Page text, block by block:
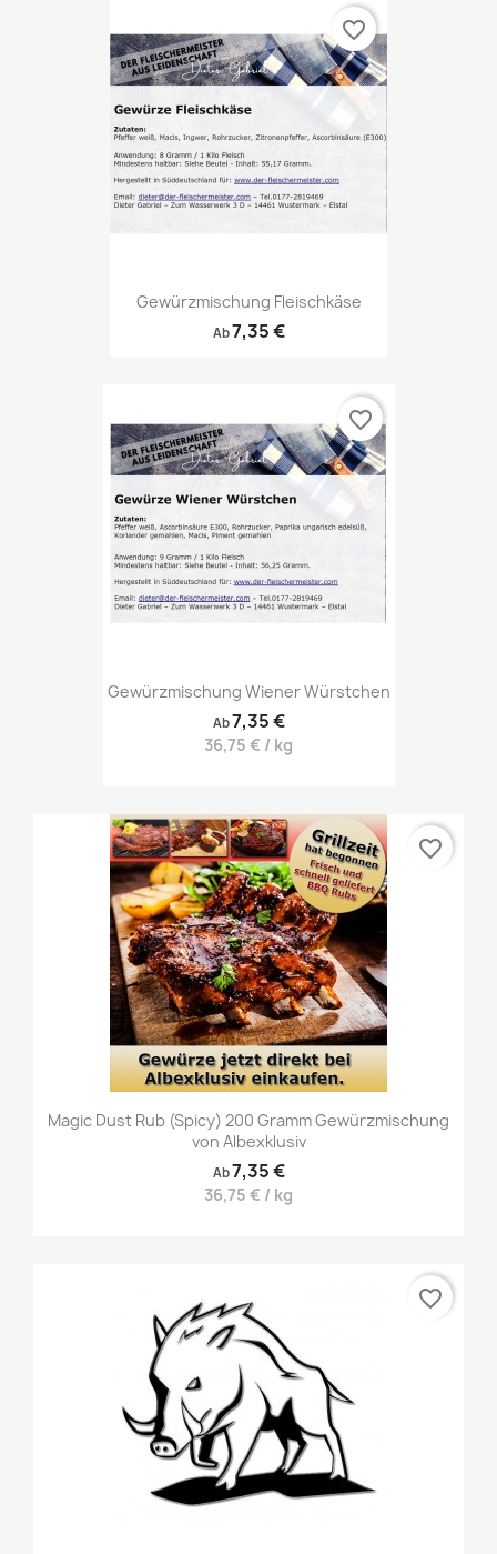
Gewürzmischung Fleischkäse
Ab7,35 €
favorite_border
Gewürzmischung Wiener Würstchen
Ab7,35 €
36,75 € / kg
favorite_border
Magic Dust Rub (Spicy) 200 Gramm Gewürzmischung
von Albexklusiv
Ab7,35 €
36,75 € / kg
favorite_border
favorite_border